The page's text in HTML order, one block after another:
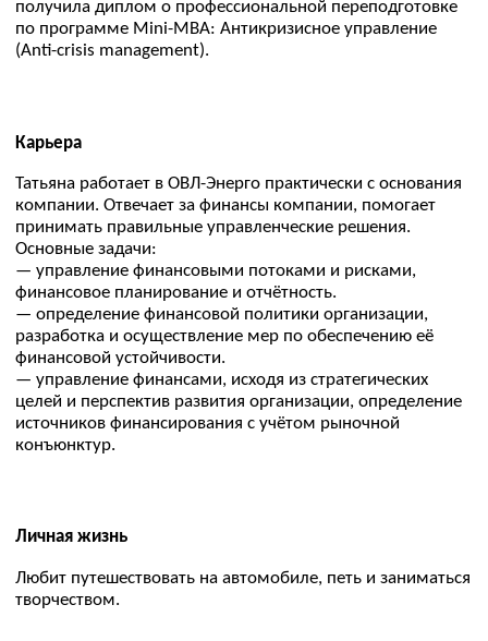
Любит путешествовать на автомобиле, петь и заниматься
творчеством.
Личная жизнь
© 2026 Все права защищены